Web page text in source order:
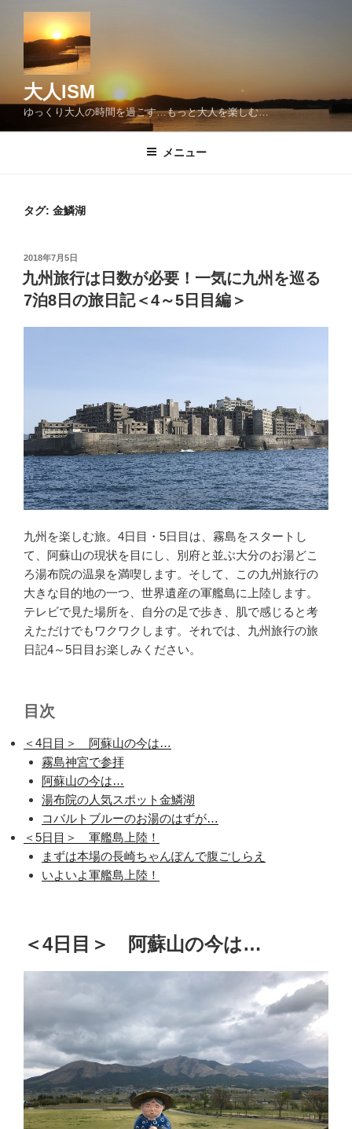
へ
大人ISM
ゆっくり大人の時間を過ごす…もっと大人を楽しむ…
メニュー
タグ: 金鱗湖
投
稿
日:
2018年7月5日
九州旅行は日数が必要！一気に九州を巡る
7泊8日の旅日記＜4～5日目編＞
九州を楽しむ旅。4日目・5日目は、霧島をスタートし
て、阿蘇山の現状を目にし、別府と並ぶ大分のお湯どこ
ろ湯布院の温泉を満喫します。そして、この九州旅行の
大きな目的地の一つ、世界遺産の軍艦島に上陸します。
テレビで見た場所を、自分の足で歩き、肌で感じると考
えただけでもワクワクします。それでは、九州旅行の旅
日記4～5日目お楽しみください。
目次
＜4日目＞ 阿蘇山の今は…
霧島神宮で参拝
阿蘇山の今は…
湯布院の人気スポット金鱗湖
コバルトブルーのお湯のはずが…
＜5日目＞ 軍艦島上陸！
まずは本場の長崎ちゃんぽんで腹ごしらえ
いよいよ軍艦島上陸！
＜4日目＞ 阿蘇山の今は…